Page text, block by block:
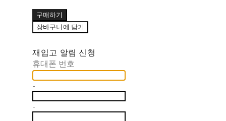
구매하기
장바구니에 담기
재입고 알림 신청
휴대폰 번호
-
-